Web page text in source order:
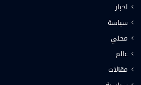
اخبار
سياسة
محلي
عالم
مقالات